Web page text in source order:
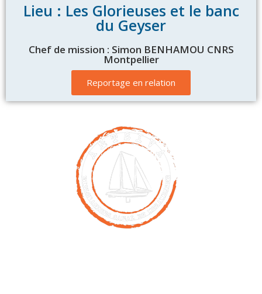
Lieu : Les Glorieuses et le banc
du Geyser
Chef de mission : Simon BENHAMOU CNRS
Montpellier
Reportage en relation